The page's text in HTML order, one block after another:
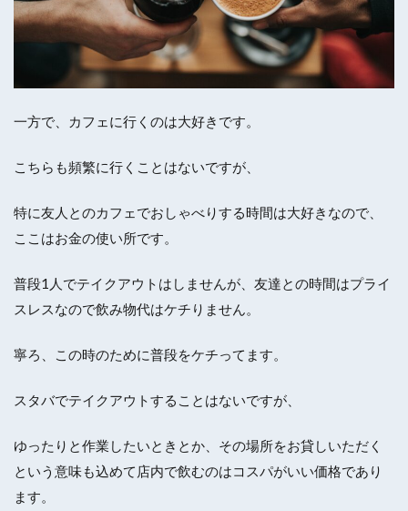
一方で、カフェに行くのは大好きです。
こちらも頻繁に行くことはないですが、
特に友人とのカフェでおしゃべりする時間は大好きなので、
ここはお金の使い所です。
普段1人でテイクアウトはしませんが、友達との時間はプライ
スレスなので飲み物代はケチりません。
寧ろ、この時のために普段をケチってます。
スタバでテイクアウトすることはないですが、
ゆったりと作業したいときとか、その場所をお貸しいただく
という意味も込めて店内で飲むのはコスパがいい価格であり
ます。